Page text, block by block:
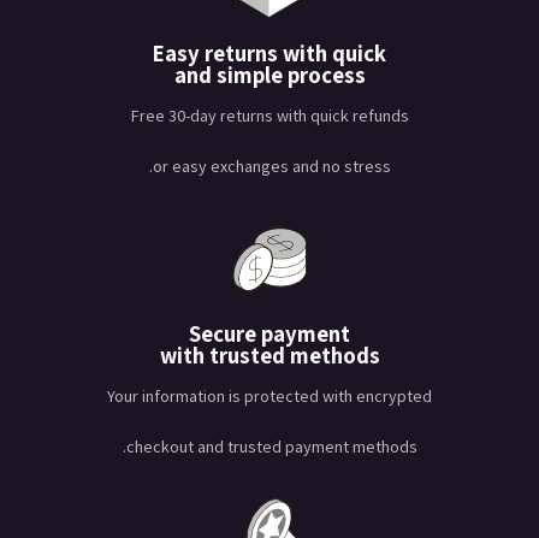
Easy returns with quick
and simple process
Free 30-day returns with quick refunds
or easy exchanges and no stress.
Secure payment
with trusted methods
Your information is protected with encrypted
checkout and trusted payment methods.